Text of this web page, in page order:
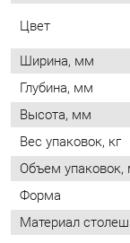
Форма
Материал
Для двоих (бэнч
Для кого (если
то этот пункт не
ОТЗЫВЫ
Пока нет отзывов,